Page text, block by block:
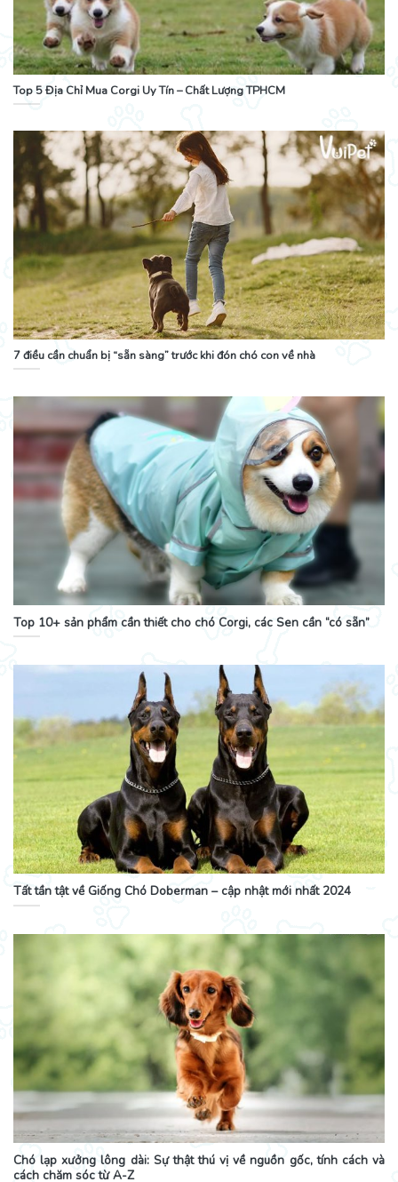
Top 5 Địa Chỉ Mua Corgi Uy Tín – Chất Lượng TPHCM
7 điều cần chuẩn bị “sẵn sàng” trước khi đón chó con về nhà
Top 10+ sản phẩm cần thiết cho chó Corgi, các Sen cần “có sẵn”
Tất tần tật về Giống Chó Doberman – cập nhật mới nhất 2024
Chó lạp xưởng lông dài: Sự thật thú vị về nguồn gốc, tính cách và
cách chăm sóc từ A-Z